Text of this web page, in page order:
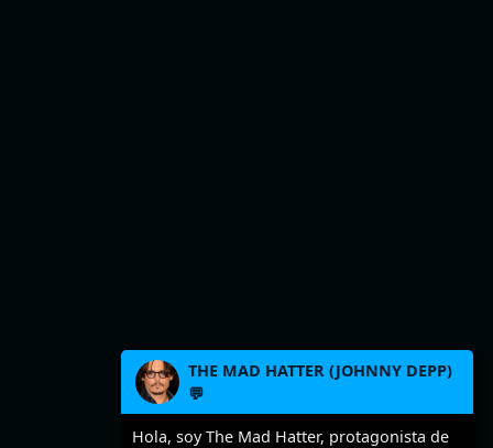
THE MAD HATTER (JOHNNY DEPP)
💬
Hola, soy The Mad Hatter, protagonista de